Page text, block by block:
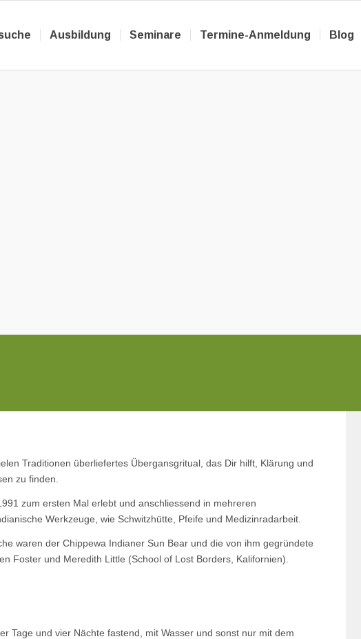
Ausbildung Seminare Termine-Anmeldung Blog
Traditionen überliefertes Übergansgritual, das Dir hilft, Klärung und
zu finden.
zum ersten Mal erlebt und anschliessend in mehreren
Werkzeuge, wie Schwitzhütte, Pfeife und Medizinradarbeit.
waren der Chippewa Indianer Sun Bear und die von ihm gegründete
Foster und Meredith Little (School of Lost Borders, Kalifornien).
Tage und vier Nächte fastend, mit Wasser und sonst nur mit dem